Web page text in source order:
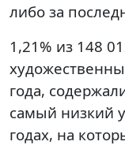
либо за
1,21% из 148
года,
самый низкий
годах, на